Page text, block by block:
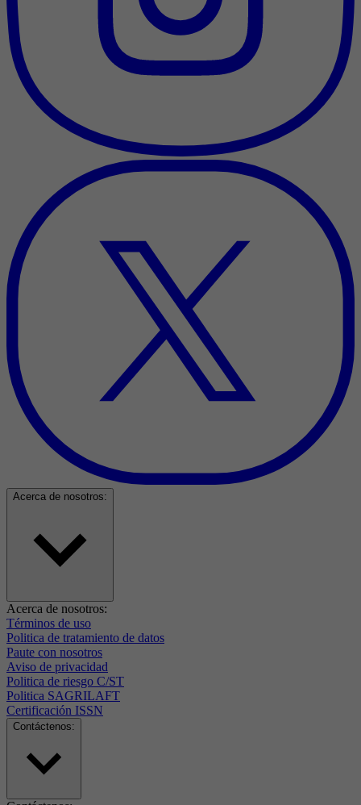
Acerca de nosotros:
Acerca de nosotros:
Términos de uso
Politica de tratamiento de datos
Paute con nosotros
Aviso de privacidad
Politica de riesgo C/ST
Politica SAGRILAFT
Certificación ISSN
Contáctenos: